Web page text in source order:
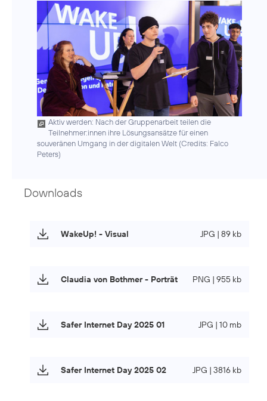
Aktiv werden: Nach der Gruppenarbeit teilen die
Teilnehmer:innen ihre Lösungsansätze für einen
souveränen Umgang in der digitalen Welt (Credits: Falco
Peters)
Downloads
WakeUp! - Visual JPG | 89 kb
Claudia von Bothmer - Porträt PNG | 955 kb
Safer Internet Day 2025 01 JPG | 10 mb
Safer Internet Day 2025 02 JPG | 3816 kb